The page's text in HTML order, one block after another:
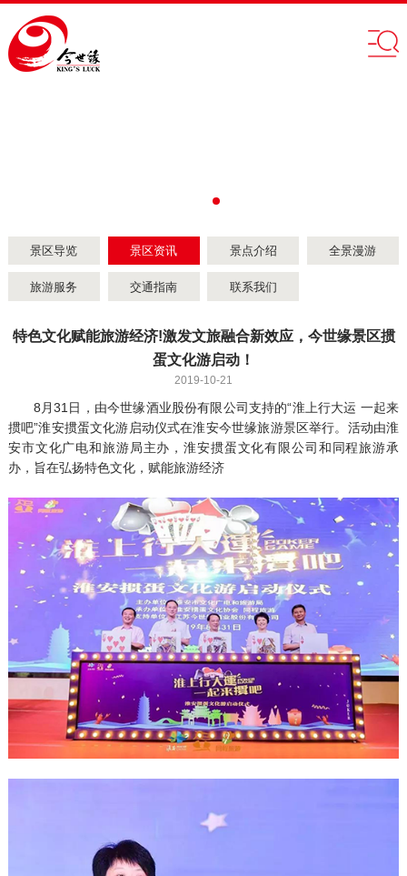
景区导览 景区资讯 景点介绍 全景漫游
旅游服务 交通指南 联系我们
特色文化赋能旅游经济!激发文旅融合新效应，今世缘景区掼
蛋文化游启动！
2019-10-21
8月31日，由今世缘酒业股份有限公司支持的“淮上行大运 一起来
掼吧”淮安掼蛋文化游启动仪式在淮安今世缘旅游景区举行。活动由淮
安市文化广电和旅游局主办，淮安掼蛋文化有限公司和同程旅游承
办，旨在弘扬特色文化，赋能旅游经济